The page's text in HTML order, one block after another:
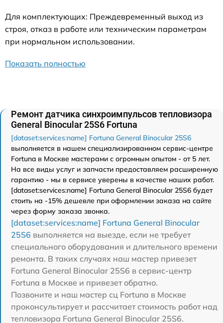
Для комплектующих: Преждевременный выход из
строя, отказ в работе или техническим параметрам
при нормальном использовании.
Показать полностью
Ремонт датчика синхроимпульсов тепловизора
General Binocular 25S6 Fortuna
[dataset:services:name] Fortuna General Binocular 25S6
выполняется в нашем специализированном сервис-центре
Fortuna в Москве мастерами с огромным опытом - от 5 лет.
На все виды услуг и запчасти предоставляем расширенную
гарантию - мы в сервисе уверены в качестве наших работ.
[dataset:services:name] Fortuna General Binocular 25S6 будет
стоить на -15% дешевле при оформлении заказа на сайте
через форму заказа звонка.
[dataset:services:name] Fortuna General Binocular
25S6 выполняется на выезде, если не требует
специального оборудования и длительного времени
ремонта. В таких случаях наш мастер привезет
Fortuna General Binocular 25S6 в сервис-центр
Fortuna в Москве и привезет обратно.
Позвоните и наш мастер сц Fortuna в Москве
проконсультирует и рассчитает стоимость работ над
тепловизора Fortuna General Binocular 25S6.